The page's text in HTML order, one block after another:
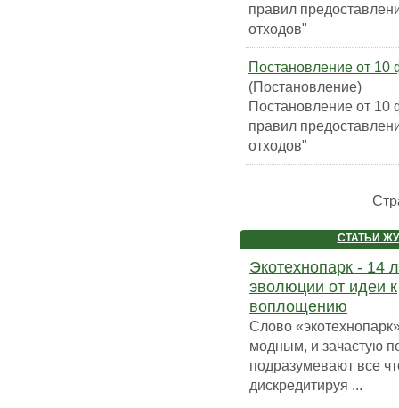
правил
отходов"
Постановление от 10
(Постановление)
Постановление от 10
правил
отходов"
СТАТЬИ
Экотехнопарк - 14
эволюции от идеи к
воплощению
Слово
модным, и зачастую
подразумевают все
дискредитируя ...